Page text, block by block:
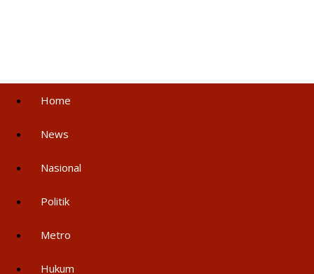
Home
News
Nasional
Politik
Metro
Hukum